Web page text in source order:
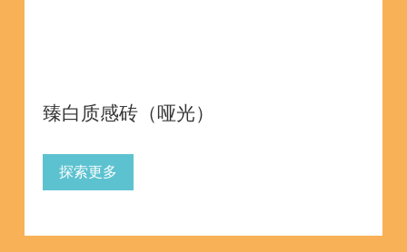
臻白质感砖（哑光）
探索更多